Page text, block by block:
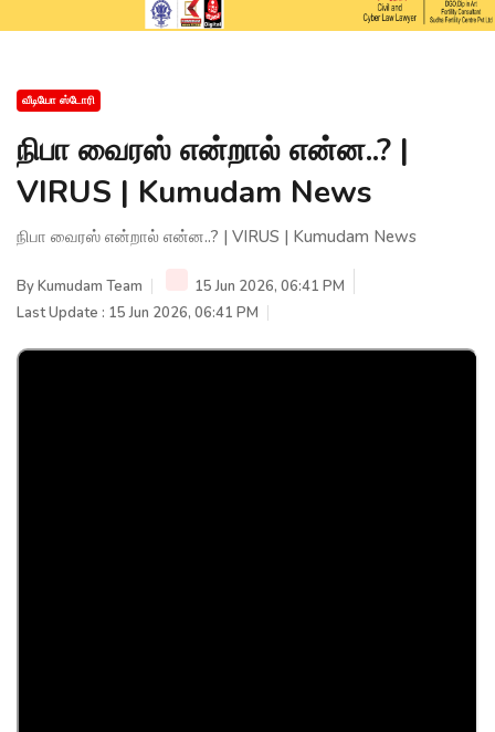
வீடியோ ஸ்டோரி
நிபா வைரஸ் என்றால் என்ன..? |
VIRUS | Kumudam News
நிபா வைரஸ் என்றால் என்ன..? | VIRUS | Kumudam News
ByKumudam Team
15 Jun 2026, 06:41 PM
Last Update : 15 Jun 2026, 06:41 PM